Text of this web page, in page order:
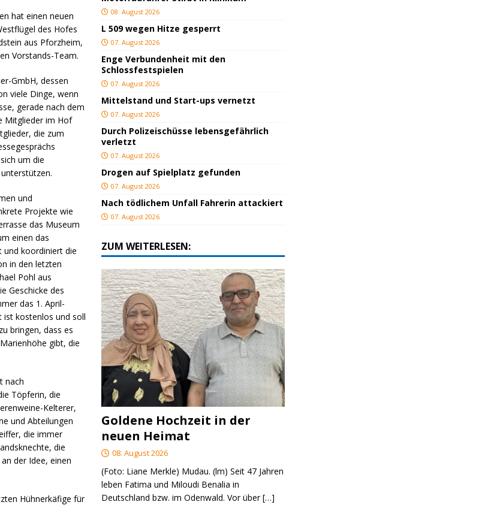
hat einen neuen
des Hofes
aus Pforzheim,
Vorstands-Team.
GmbH, dessen
viele Dinge, wenn
gerade nach dem
Mitglieder im Hof
die zum
um die
und
Projekte wie
das Museum
einen das
und koordiniert die
in den letzten
Pohl aus
Geschicke des
das 1. April-
ist kostenlos und soll
bringen, dass es
gibt, die
nach
Töpferin, die
Kelterer,
und Abteilungen
die immer
die
der Idee, einen
Hühnerkäfige für
08. August 2026
L 509 wegen Hitze gesperrt
07. August 2026
Enge Verbundenheit mit den
Schlossfestspielen
07. August 2026
Mittelstand und Start-ups vernetzt
07. August 2026
Durch Polizeischüsse lebensgefährlich
verletzt
07. August 2026
Drogen auf Spielplatz gefunden
07. August 2026
Nach tödlichem Unfall Fahrerin attackiert
07. August 2026
ZUM WEITERLESEN:
Goldene Hochzeit in der
neuen Heimat
08. August 2026
(Foto: Liane Merkle) Mudau. (lm) Seit 47 Jahren
leben Fatima und Miloudi Benalia in
Deutschland bzw. im Odenwald. Vor über[…]